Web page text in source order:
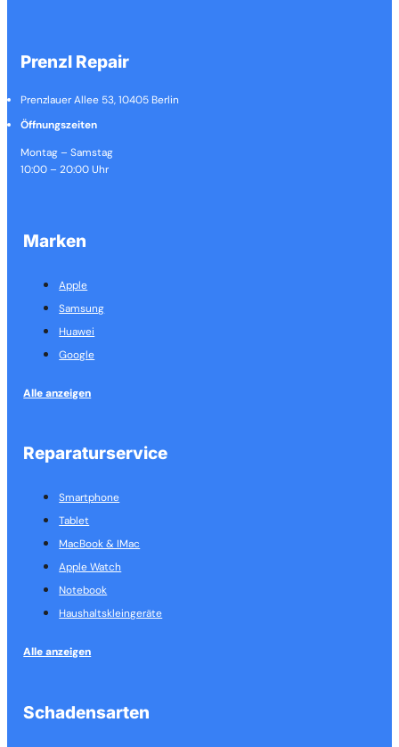
Prenzl Repair
Prenzlauer Allee 53, 10405 Berlin
Öffnungszeiten
Montag – Samstag
10:00 – 20:00 Uhr
Marken
Apple
Samsung
Huawei
Google
Alle anzeigen
Reparaturservice
Smartphone
Tablet
MacBook & IMac
Apple Watch
Notebook
Haushalts­kleingeräte
Alle anzeigen
Schadensarten